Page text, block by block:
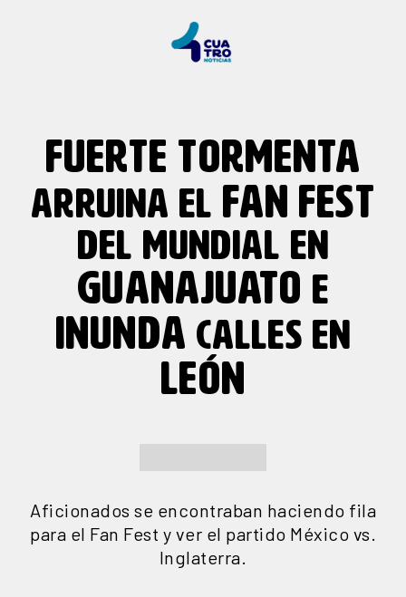
FUERTE TORMENTA
ARRUINA EL FAN FEST
DEL MUNDIAL EN
GUANAJUATO E
INUNDA CALLES EN
LEÓN
Aficionados se encontraban haciendo fila
para el Fan Fest y ver el partido México vs.
Inglaterra.